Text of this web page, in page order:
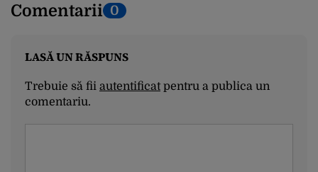
Comentarii 0
LASĂ UN RĂSPUNS
Trebuie să fii autentificatpentru a publica un
comentariu.